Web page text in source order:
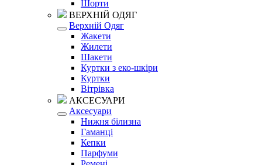
Шорти
ВЕРХНІЙ ОДЯГ
Верхній Одяг
Жакети
Жилети
Шакети
Куртки з еко-шкіри
Куртки
Вітрівка
АКСЕСУАРИ
Аксесуари
Нижня білизна
Гаманці
Кепки
Парфуми